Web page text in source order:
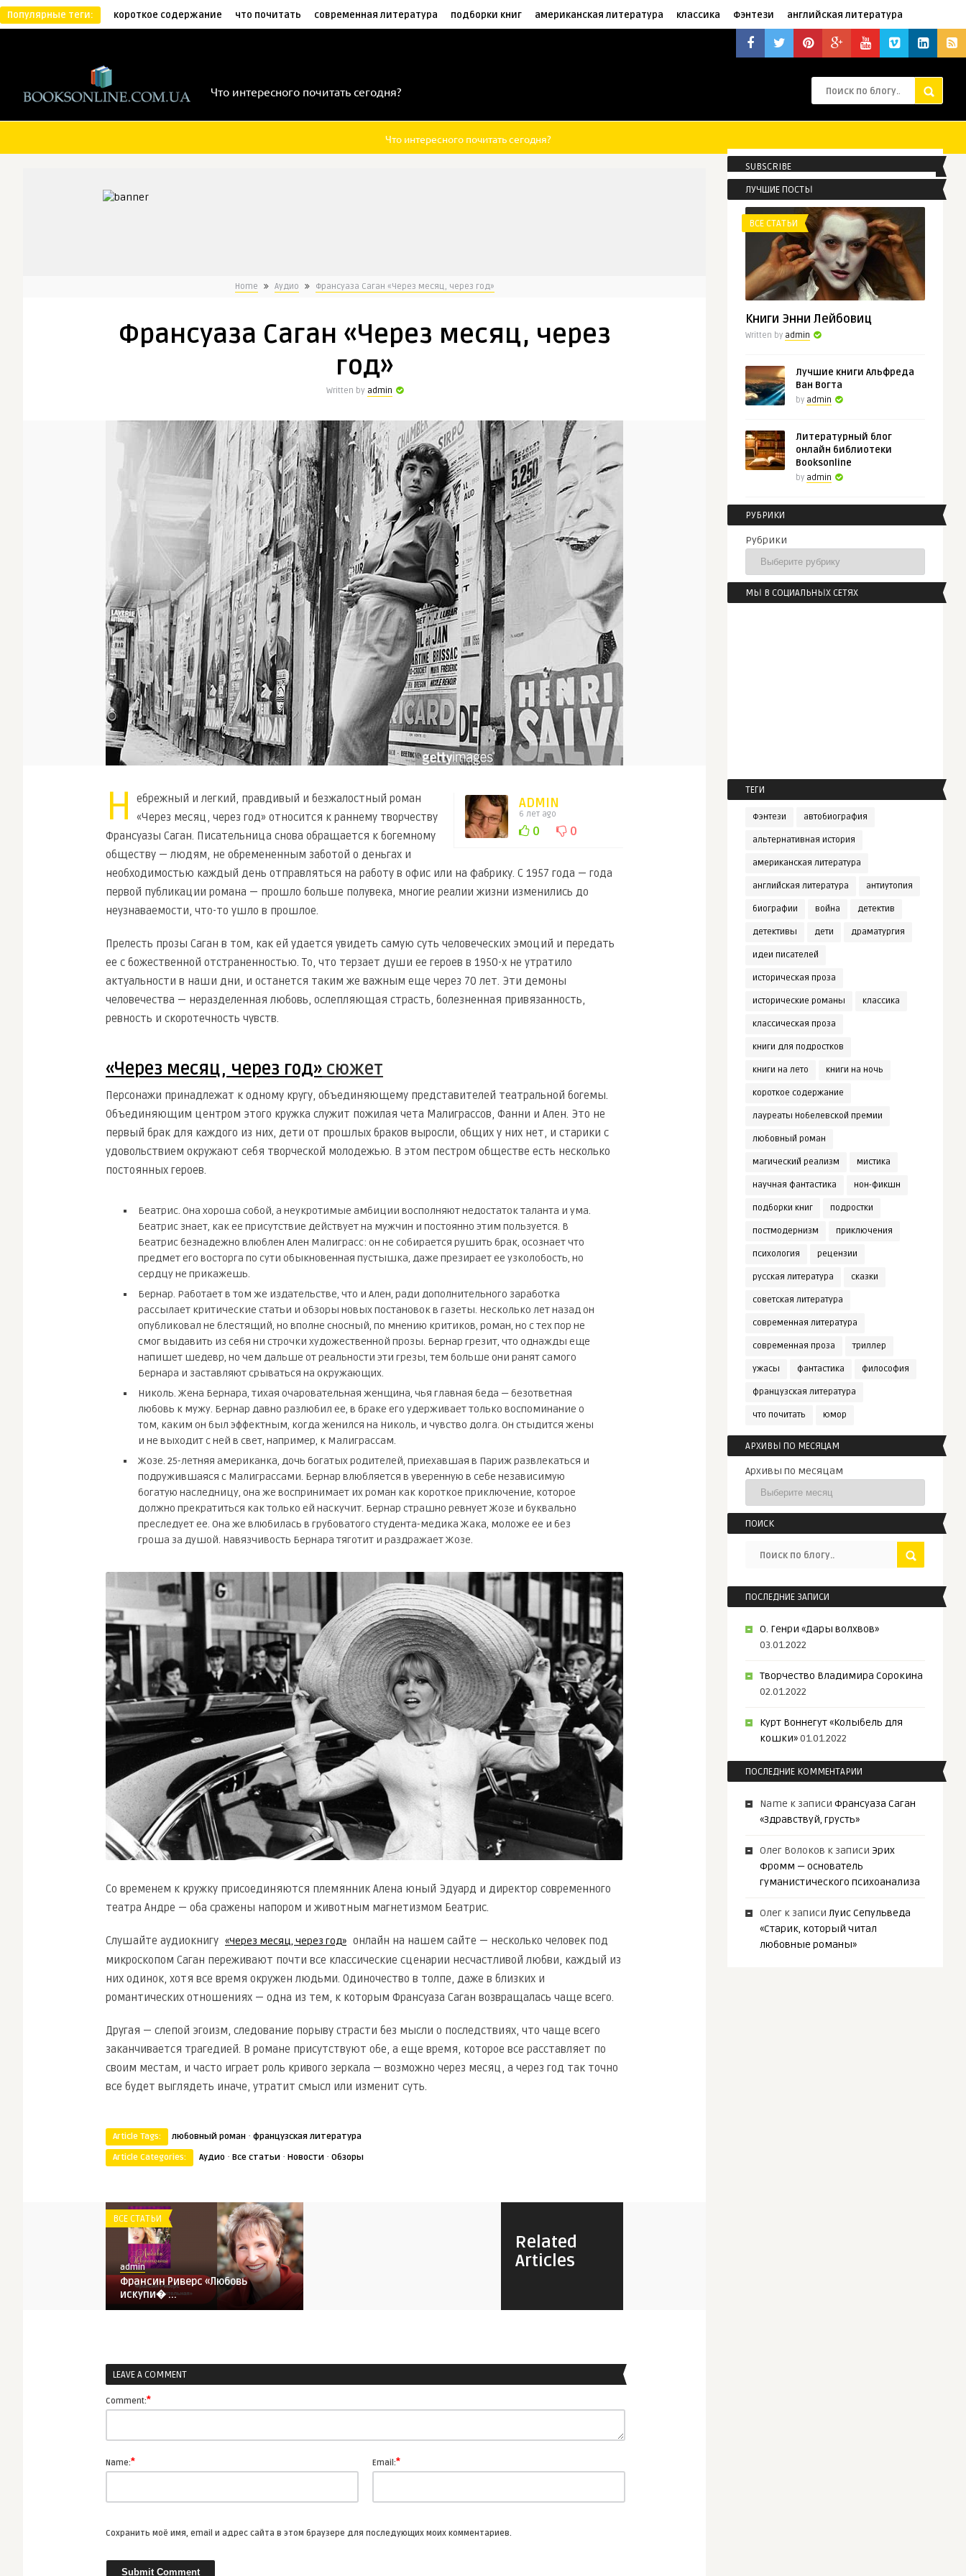
Популярные теги: короткое содержание что почитать современная литература подборки книг американская литература классика Фэнтези английская литература
Что интересного почитать сегодня?
Что интересного почитать сегодня?
Home Аудио Франсуаза Саган «Через месяц, через год»
Франсуаза Саган «Через месяц, через
год»
Written by admin
ADMIN
6 лет ago
0 0
Н
ебрежный и легкий, правдивый и безжалостный роман
«Через месяц, через год» относится к раннему творчеству
Франсуазы Саган. Писательница снова обращается к богемному
обществу — людям, не обремененным заботой о деньгах и
необходимостью каждый день отправляться на работу в офис или на фабрику. С 1957 года — года
первой публикации романа — прошло больше полувека, многие реалии жизни изменились до
неузнаваемости, что-то ушло в прошлое.
Прелесть прозы Саган в том, как ей удается увидеть самую суть человеческих эмоций и передать
ее с божественной отстраненностью. То, что терзает души ее героев в 1950-х не утратило
актуальности в наши дни, и останется таким же важным еще через 70 лет. Эти демоны
человечества — неразделенная любовь, ослепляющая страсть, болезненная привязанность,
ревность и скоротечность чувств.
«Через месяц, через год» сюжет
Персонажи принадлежат к одному кругу, объединяющему представителей театральной богемы.
Объединяющим центром этого кружка служит пожилая чета Малиграссов, Фанни и Ален. Это не
первый брак для каждого из них, дети от прошлых браков выросли, общих у них нет, и старики с
удовольствием окружают себя творческой молодежью. В этом пестром обществе есть несколько
постоянных героев.
Беатрис. Она хороша собой, а неукротимые амбиции восполняют недостаток таланта и ума.
Беатрис знает, как ее присутствие действует на мужчин и постоянно этим пользуется. В
Беатрис безнадежно влюблен Ален Малиграсс: он не собирается рушить брак, осознает что
предмет его восторга по сути обыкновенная пустышка, даже презирает ее узколобость, но
сердцу не прикажешь.
Бернар. Работает в том же издательстве, что и Ален, ради дополнительного заработка
рассылает критические статьи и обзоры новых постановок в газеты. Несколько лет назад он
опубликовал не блестящий, но вполне сносный, по мнению критиков, роман, но с тех пор не
смог выдавить из себя ни строчки художественной прозы. Бернар грезит, что однажды еще
напишет шедевр, но чем дальше от реальности эти грезы, тем больше они ранят самого
Бернара и заставляют срываться на окружающих.
Николь. Жена Бернара, тихая очаровательная женщина, чья главная беда — безответная
любовь к мужу. Бернар давно разлюбил ее, в браке его удерживает только воспоминание о
том, каким он был эффектным, когда женился на Николь, и чувство долга. Он стыдится жены
и не выходит с ней в свет, например, к Малиграссам.
Жозе. 25-летняя американка, дочь богатых родителей, приехавшая в Париж развлекаться и
подружившаяся с Малиграссами. Бернар влюбляется в уверенную в себе независимую
богатую наследницу, она же воспринимает их роман как короткое приключение, которое
должно прекратиться как только ей наскучит. Бернар страшно ревнует Жозе и буквально
преследует ее. Она же влюбилась в грубоватого студента-медика Жака, моложе ее и без
гроша за душой. Навязчивость Бернара тяготит и раздражает Жозе.
Со временем к кружку присоединяются племянник Алена юный Эдуард и директор современного
театра Андре — оба сражены напором и животным магнетизмом Беатрис.
Слушайте аудиокнигу «Через месяц, через год» онлайн на нашем сайте — несколько человек под
микроскопом Саган переживают почти все классические сценарии несчастливой любви, каждый из
них одинок, хотя все время окружен людьми. Одиночество в толпе, даже в близких и
романтических отношениях — одна из тем, к которым Франсуаза Саган возвращалась чаще всего.
Другая — слепой эгоизм, следование порыву страсти без мысли о последствиях, что чаще всего
заканчивается трагедией. В романе присутствуют обе, а еще время, которое все расставляет по
своим местам, и часто играет роль кривого зеркала — возможно через месяц, а через год так точно
все будет выглядеть иначе, утратит смысл или изменит суть.
Article Tags: любовный роман · французская литература
Article Categories:
Аудио · Все статьи · Новости · Обзоры
Related
Articles
ВСЕ СТАТЬИ
admin
Франсин Риверс «Любовь
искупи� ...
admin
прес� ...
LEAVE A COMMENT
Comment:*
Name:* Email:*
Сохранить моё имя, email и адрес сайта в этом браузере для последующих моих комментариев.
SUBSCRIBE
ЛУЧШИЕ ПОСТЫ
ВСЕ СТАТЬИ
Книги Энни Лейбовиц
Written by admin
Лучшие книги Альфреда
Ван Вогта
by admin
Литературный блог
онлайн библиотеки
Booksonline
by admin
РУБРИКИ
Рубрики
МЫ В СОЦИАЛЬНЫХ СЕТЯХ
ТЕГИ
Фэнтези автобиография
альтернативная история
американская литература
английская литература антиутопия
биографии война детектив
детективы дети драматургия
идеи писателей
историческая проза
исторические романы классика
классическая проза
книги для подростков
книги на лето книги на ночь
короткое содержание
лауреаты Нобелевской премии
любовный роман
магический реализм мистика
научная фантастика нон-фикшн
подборки книг подростки
постмодернизм приключения
психология рецензии
русская литература сказки
советская литература
современная литература
современная проза триллер
ужасы фантастика философия
французская литература
что почитать юмор
АРХИВЫ ПО МЕСЯЦАМ
Архивы по месяцам
ПОИСК
ПОСЛЕДНИЕ ЗАПИСИ
О. Генри «Дары волхвов»
03.01.2022
Творчество Владимира Сорокина
02.01.2022
Курт Воннегут «Колыбель для
кошки»01.01.2022
ПОСЛЕДНИЕ КОММЕНТАРИИ
Name к записи Франсуаза Саган
«Здравствуй, грусть»
Олег Волоков к записи Эрих
Фромм — основатель
гуманистического психоанализа
Олег к записи Луис Сепульведа
«Старик, который читал
любовные романы»